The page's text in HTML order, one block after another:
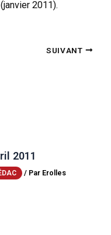
2011).
SUIVANT
2011
/ Par Erolles